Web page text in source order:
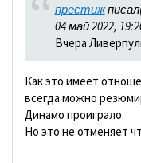
престиж
04 май 2022,
Вчера
Как это имеет
всегда можно
Динамо проиграло.
Но это не отменяет